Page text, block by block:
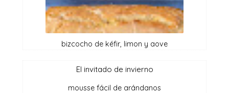
bizcocho de kéfir, limon y aove
el invitado de invierno
mousse fácil de arándanos